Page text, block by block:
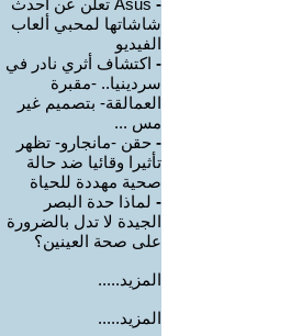
-
Asus تعلن عن أحدث
شاشاتها لمحبي ألعاب
الفيديو
- اكتشاف أثري نادر في
سردينيا.. -مقبرة
العمالقة- بتصميم غير
مس ...
- حقن -مانجارو- تظهر
تأثيرا وقائيا ضد حالة
صحية مهددة للحياة
- لماذا حدة البصر
الجيدة لا تدل بالضرورة
على صحة العينين؟
المزيد.....
المزيد.....